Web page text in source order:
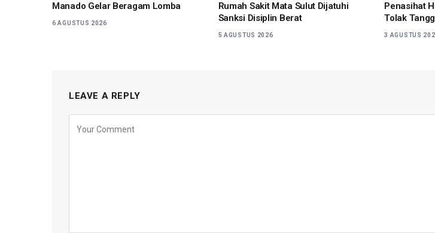
Manado Gelar Beragam Lomba
6 AGUSTUS 2026
Rumah Sakit Mata Sulut Dijatuhi
Sanksi Disiplin Berat
5 AGUSTUS 2026
Penasihat
Tolak
3 AGUSTUS
LEAVE A REPLY